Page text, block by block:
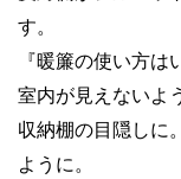
す。
『暖簾の使い方
室内が見えないよ
収納棚の目隠しに
ように。